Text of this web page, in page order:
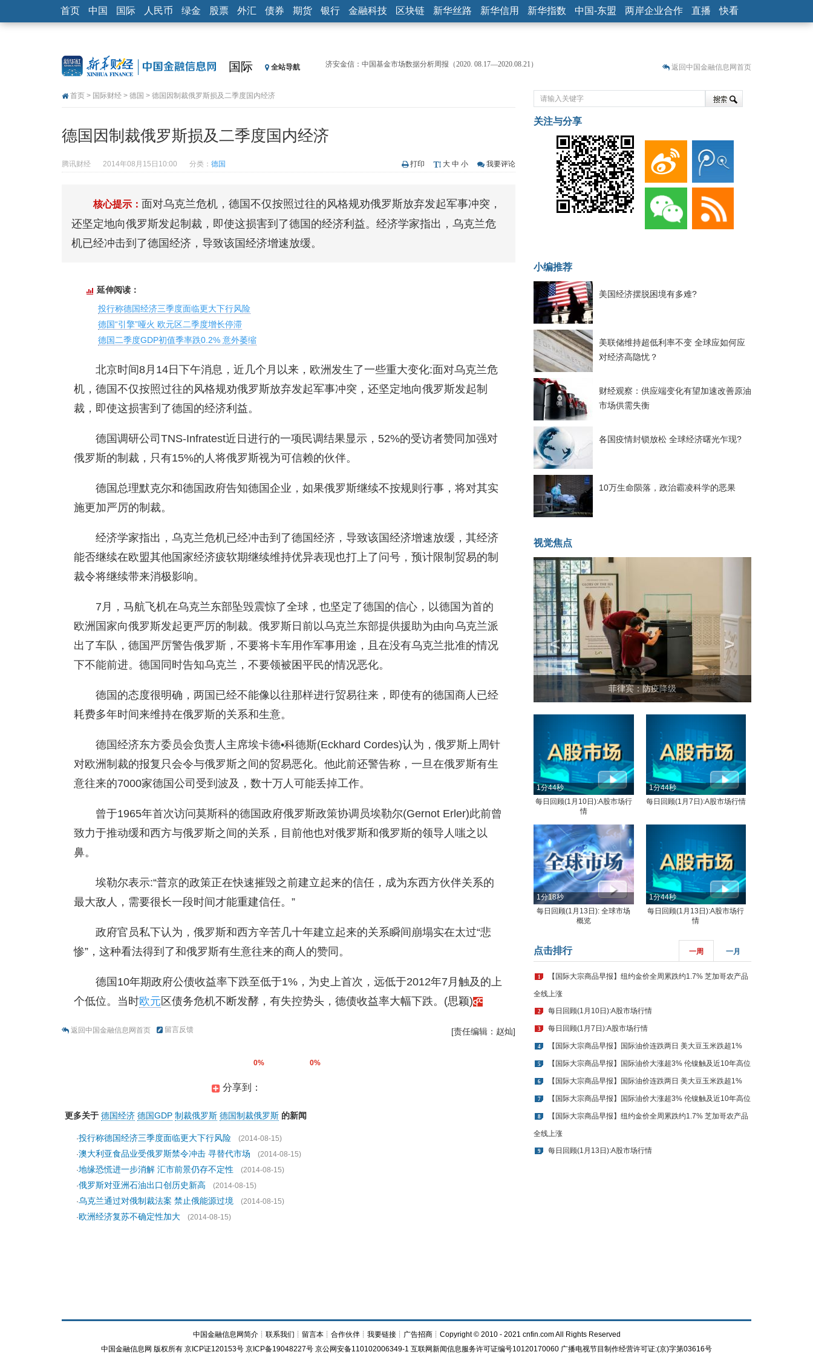
首页 中国 国际 人民币 绿金 股票 外汇 债券 期货 银行 金融科技 区块链 新华丝路 新华信用 新华指数 中国-东盟 两岸企业合作 直播 快看
国际 全站导航
【见·闻】疫情下，新加坡旅游业步履维艰
济安金信：中国基金市场数据分析周报（2020. 07.27—2020.07.31）
【新华财经调查】同业存单、结构性存款玩起“跷跷板” 结构性失衡藏
基本面及股市双轮冲击 债市回调十年期债表现最弱
济安金信：中国基金市场数据分析周报（2020. 08.17—2020.08.21）
返回中国金融信息网首页
首页 > 国际财经 > 德国 > 德国因制裁俄罗斯损及二季度国内经济
德国因制裁俄罗斯损及二季度国内经济
腾讯财经 2014年08月15日10:00 分类： 德国 打印 大 中 小 我要评论
核心提示： 面对乌克兰危机，德国不仅按照过往的风格规劝俄罗斯放弃发起军事冲突，
还坚定地向俄罗斯发起制裁，即使这损害到了德国的经济利益。经济学家指出，乌克兰危
机已经冲击到了德国经济，导致该国经济增速放缓。
延伸阅读：
投行称德国经济三季度面临更大下行风险
德国“引擎”哑火 欧元区二季度增长停滞
德国二季度GDP初值季率跌0.2% 意外萎缩
北京时间8月14日下午消息，近几个月以来，欧洲发生了一些重大变化:面对乌克兰危
机，德国不仅按照过往的风格规劝俄罗斯放弃发起军事冲突，还坚定地向俄罗斯发起制
裁，即使这损害到了德国的经济利益。
德国调研公司TNS-Infratest近日进行的一项民调结果显示，52%的受访者赞同加强对
俄罗斯的制裁，只有15%的人将俄罗斯视为可信赖的伙伴。
德国总理默克尔和德国政府告知德国企业，如果俄罗斯继续不按规则行事，将对其实
施更加严厉的制裁。
经济学家指出，乌克兰危机已经冲击到了德国经济，导致该国经济增速放缓，其经济
能否继续在欧盟其他国家经济疲软期继续维持优异表现也打上了问号，预计限制贸易的制
裁令将继续带来消极影响。
7月，马航飞机在乌克兰东部坠毁震惊了全球，也坚定了德国的信心，以德国为首的
欧洲国家向俄罗斯发起更严厉的制裁。俄罗斯日前以乌克兰东部提供援助为由向乌克兰派
出了车队，德国严厉警告俄罗斯，不要将卡车用作军事用途，且在没有乌克兰批准的情况
下不能前进。德国同时告知乌克兰，不要领被困平民的情况恶化。
德国的态度很明确，两国已经不能像以往那样进行贸易往来，即使有的德国商人已经
耗费多年时间来维持在俄罗斯的关系和生意。
德国经济东方委员会负责人主席埃卡德•科德斯(Eckhard Cordes)认为，俄罗斯上周针
对欧洲制裁的报复只会令与俄罗斯之间的贸易恶化。他此前还警告称，一旦在俄罗斯有生
意往来的7000家德国公司受到波及，数十万人可能丢掉工作。
曾于1965年首次访问莫斯科的德国政府俄罗斯政策协调员埃勒尔(Gernot Erler)此前曾
致力于推动缓和西方与俄罗斯之间的关系，目前他也对俄罗斯和俄罗斯的领导人嗤之以
鼻。
埃勒尔表示:“普京的政策正在快速摧毁之前建立起来的信任，成为东西方伙伴关系的
最大敌人，需要很长一段时间才能重建信任。”
政府官员私下认为，俄罗斯和西方辛苦几十年建立起来的关系瞬间崩塌实在太过“悲
惨”，这种看法得到了和俄罗斯有生意往来的商人的赞同。
德国10年期政府公债收益率下跌至低于1%，为史上首次，远低于2012年7月触及的上
个低位。当时欧元 区债务危机不断发酵，有失控势头，德债收益率大幅下跌。(思颖)
返回中国金融信息网首页 留言反馈 [责任编辑：赵灿]
0% 0%
分享到：
更多关于 德国经济 德国GDP 制裁俄罗斯 德国制裁俄罗斯 的新闻
·投行称德国经济三季度面临更大下行风险
(2014-08-15)
·澳大利亚食品业受俄罗斯禁令冲击 寻替代市场
(2014-08-15)
·地缘恐慌进一步消解 汇市前景仍存不定性
(2014-08-15)
·俄罗斯对亚洲石油出口创历史新高
(2014-08-15)
·乌克兰通过对俄制裁法案 禁止俄能源过境
(2014-08-15)
·欧洲经济复苏不确定性加大 (2014-08-15)
关注与分享
小编推荐
美国经济摆脱困境有多难?
美联储维持超低利率不变 全球应如何应
对经济高隐忧？
财经观察：供应端变化有望加速改善原油
市场供需失衡
各国疫情封锁放松 全球经济曙光乍现?
10万生命陨落，政治霸凌科学的恶果
视觉焦点
菲律宾：防疫降级
< >
1分44秒
每日回顾(1月10日):A股市场行
情
1分44秒
每日回顾(1月7日):A股市场行情
1分18秒
每日回顾(1月13日): 全球市场
概览
1分44秒
每日回顾(1月13日):A股市场行
情
点击排行 一周 一月
1 【国际大宗商品早报】纽约金价全周累跌约1.7% 芝加哥农产品
全线上涨
2 每日回顾(1月10日):A股市场行情
3 每日回顾(1月7日):A股市场行情
4 【国际大宗商品早报】国际油价连跌两日 美大豆玉米跌超1%
5 【国际大宗商品早报】国际油价大涨超3% 伦镍触及近10年高位
6 【国际大宗商品早报】国际油价连跌两日 美大豆玉米跌超1%
7 【国际大宗商品早报】国际油价大涨超3% 伦镍触及近10年高位
8 【国际大宗商品早报】纽约金价全周累跌约1.7% 芝加哥农产品
全线上涨
9 每日回顾(1月13日):A股市场行情
中国金融信息网简介┊ 联系我们 ┊ 留言本┊ 合作伙伴┊ 我要链接┊ 广告招商┊Copyright © 2010 - 2021 cnfin.com All Rights Reserved
中国金融信息网 版权所有 京ICP证120153号 京ICP备19048227号 京公网安备110102006349-1 互联网新闻信息服务许可证编号10120170060 广播电视节目制作经营许可证:(京)字第03616号